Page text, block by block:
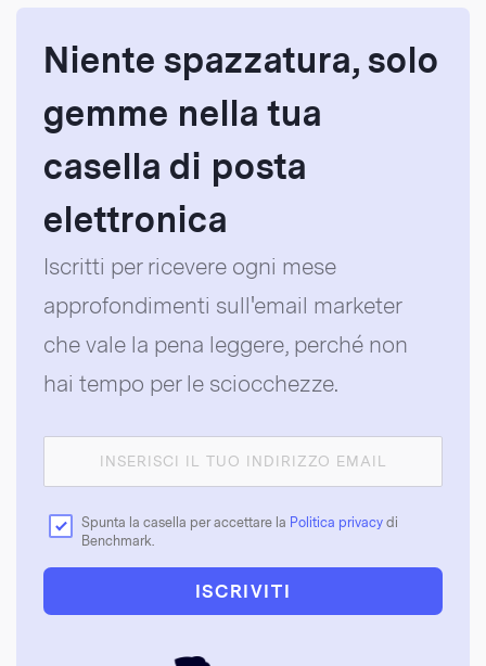
Niente spazzatura, solo
gemme nella tua
casella di posta
elettronica
Iscritti per ricevere ogni mese
approfondimenti sull'email marketer
che vale la pena leggere, perché non
hai tempo per le sciocchezze.
Spunta la casella per accettare la Politica privacy di
Benchmark.
ISCRIVITI